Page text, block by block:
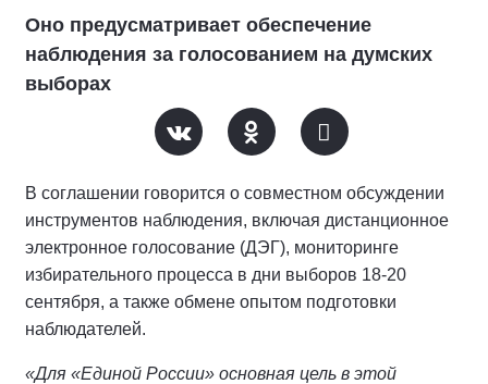
Оно предусматривает обеспечение
наблюдения за голосованием на думских
выборах
В соглашении говорится о совместном обсуждении
инструментов наблюдения, включая дистанционное
электронное голосование (ДЭГ), мониторинге
избирательного процесса в дни выборов 18-20
сентября, а также обмене опытом подготовки
наблюдателей.
«Для «Единой России» основная цель в этой